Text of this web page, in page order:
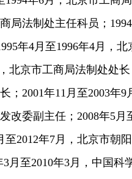
局法制处主任科员；
年4月至1996年4月，
北京市工商局法制处处
；2001年11月至2003年9
改委副主任；2008年5月
2012年7月，北京市朝
月至2010年3月，中国科